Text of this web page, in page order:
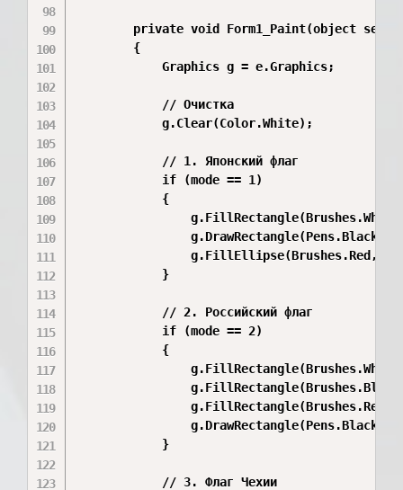
private void Form1_Paint(object
        {
            Graphics g = e.Graphics;
            // Очистка
            g.Clear(Color.White);
            // 1. Японский флаг
            if (mode == 1)
            {
g.DrawRectangle(Pens.Black,
g.FillEllipse(Brushes.Red,
            }
            // 2. Российский флаг
            if (mode == 2)
            {
g.FillRectangle(Brushes.Red,
g.DrawRectangle(Pens.Black,
            }
            // 3. Флаг Чехии